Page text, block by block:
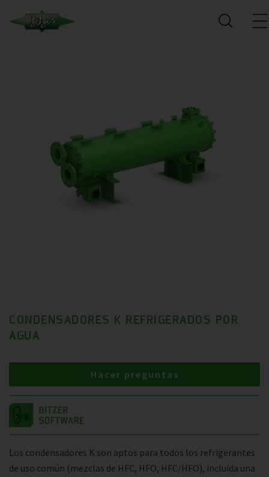
CONDENSADORES K REFRIGERADOS POR
AGUA
Los condensadores K son aptos para todos los refrigerantes
de uso común (mezclas de HFC, HFO, HFC/HFO), incluida una
Hacer preguntas